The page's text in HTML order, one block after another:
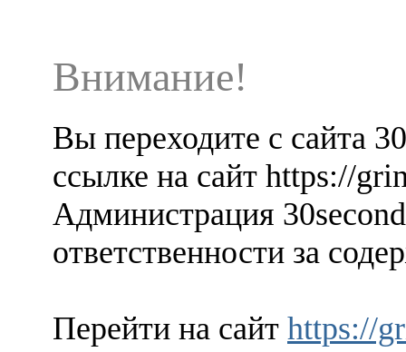
Внимание!
Вы переходите с сайта
ссылке на сайт https://
Администрация
ответственности за
Перейти на сайт https://